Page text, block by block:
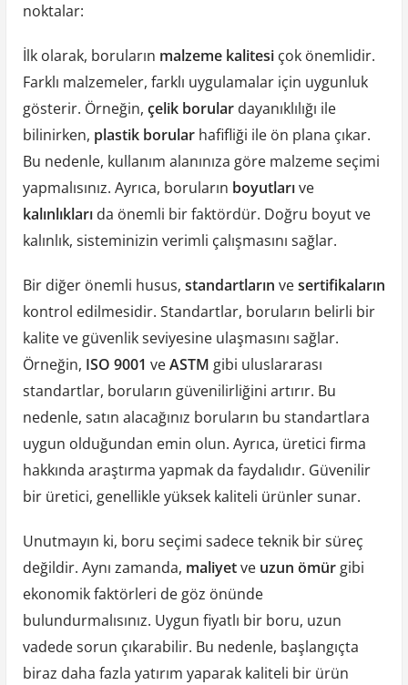
noktalar:
İlk olarak, boruların malzeme kalitesiçok önemlidir.
Farklı malzemeler, farklı uygulamalar için uygunluk
gösterir. Örneğin, çelik borulardayanıklılığı ile
bilinirken, plastik borularhafifliği ile ön plana çıkar.
Bu nedenle, kullanım alanınıza göre malzeme seçimi
yapmalısınız. Ayrıca, boruların boyutlarıve
kalınlıklarıda önemli bir faktördür. Doğru boyut ve
kalınlık, sisteminizin verimli çalışmasını sağlar.
Bir diğer önemli husus, standartların vesertifikaların
kontrol edilmesidir. Standartlar, boruların belirli bir
kalite ve güvenlik seviyesine ulaşmasını sağlar.
Örneğin, ISO 9001 veASTM gibi uluslararası
standartlar, boruların güvenilirliğini artırır. Bu
nedenle, satın alacağınız boruların bu standartlara
uygun olduğundan emin olun. Ayrıca, üretici firma
hakkında araştırma yapmak da faydalıdır. Güvenilir
bir üretici, genellikle yüksek kaliteli ürünler sunar.
Unutmayın ki, boru seçimi sadece teknik bir süreç
değildir. Aynı zamanda, maliyetve uzun ömürgibi
ekonomik faktörleri de göz önünde
bulundurmalısınız. Uygun fiyatlı bir boru, uzun
vadede sorun çıkarabilir. Bu nedenle, başlangıçta
biraz daha fazla yatırım yaparak kaliteli bir ürün